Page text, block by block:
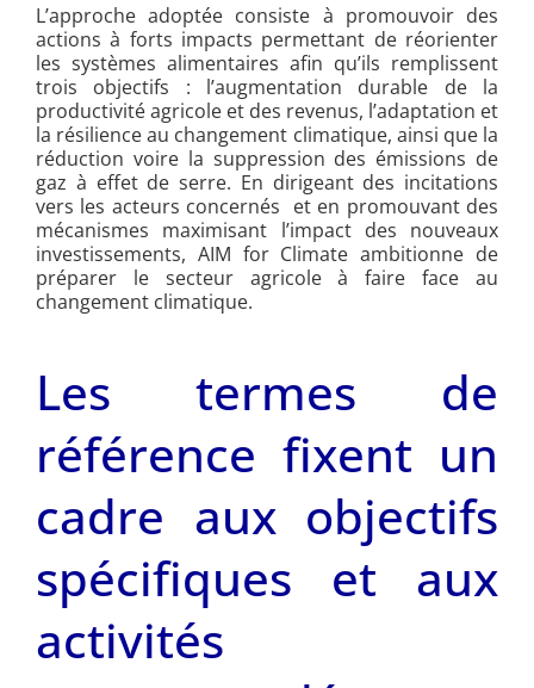
L’approche adoptée consiste à promouvoir des
actions à forts impacts permettant de réorienter
les systèmes alimentaires afin qu’ils remplissent
trois objectifs : l’augmentation durable de la
productivité agricole et des revenus, l’adaptation et
la résilience au changement climatique, ainsi que la
réduction voire la suppression des émissions de
gaz à effet de serre. En dirigeant des incitations
vers les acteurs concernés et en promouvant des
mécanismes maximisant l’impact des nouveaux
investissements, AIM for Climate ambitionne de
préparer le secteur agricole à faire face au
changement climatique.
Les termes de
référence fixent un
cadre aux objectifs
spécifiques et aux
activités